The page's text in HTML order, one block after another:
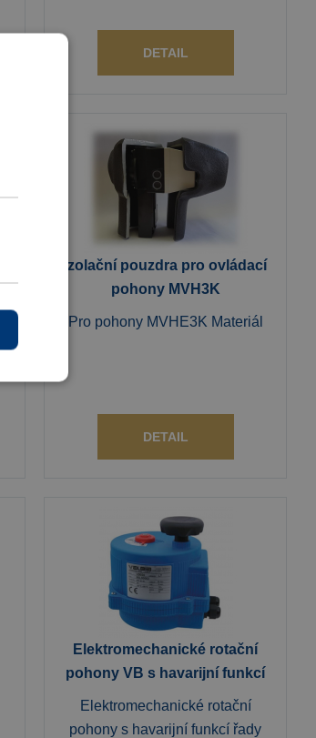
DETAIL
Izolační pouzdra pro ovládací
pohony MVH3K
Pro pohony MVHE3K Materiál
DETAIL
Elektromechanické rotační
pohony VB s havarijní funkcí
Elektromechanické rotační
pohony s havarijní funkcí řady